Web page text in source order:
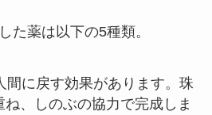
た薬は以下の5種類。
間に戻す効果があります。珠
、しのぶの協力で完成しま